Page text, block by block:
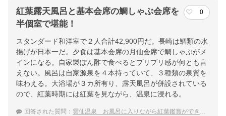
紅葉露天風呂と基本会席の鯛しゃぶ会席を
半個室で堪能！
0
スタンダード和洋室で２人合計42,900円だ。長崎は鯛類の水
揚げが日本一だ。夕食は基本会席の月仙会席で鯛しゃぶがメ
インになる。自家製ぽん酢で食べるとプリプリ感が何とも言
えない。風呂は自家源泉を４本持っていて、３種類の泉質を
味わえる。大浴場が３カ所有り、露天風呂が併設されている
ので、紅葉時期には紅葉を見ながら、温泉に浸れる。
回答された質問： 雲仙温泉 お風呂に入りながら紅葉鑑賞ができる！おすすめの温泉宿